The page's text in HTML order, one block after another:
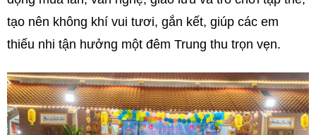
tạo nên không khí vui tươi, gắn kết, giúp các em
thiếu nhi tận hưởng một đêm Trung thu trọn vẹn.